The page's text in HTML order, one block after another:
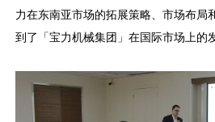
力在东南亚市场的拓展策略、市场布局
到了「宝力机械集团」在国际市场上的